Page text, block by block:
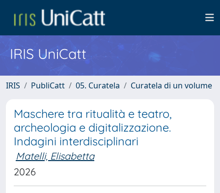
IRIS UniCatt
IRIS PubliCatt 05. Curatela Curatela di un volume
Maschere tra ritualità e teatro,
archeologia e digitalizzazione.
Indagini interdisciplinari
Matelli, Elisabetta
2026